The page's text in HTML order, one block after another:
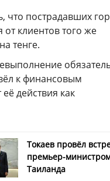
пострадавших
клиентов того же
тенге.
к финансовым
действия как
Токаев провёл
премьер-
Таиланда